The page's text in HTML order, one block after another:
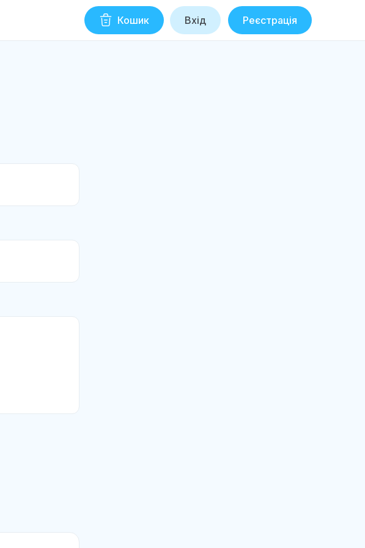
Кошик Вхід Реєстрація